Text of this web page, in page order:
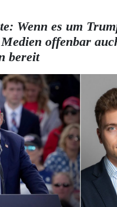
Wenn es um
offenbar
bereit